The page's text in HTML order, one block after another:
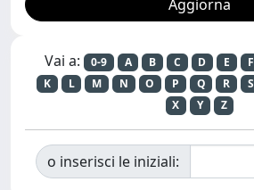
Vai a: 0-9 A B C D E F
K
L M N O P Q R S
X
Y Z
o inserisci le iniziali: